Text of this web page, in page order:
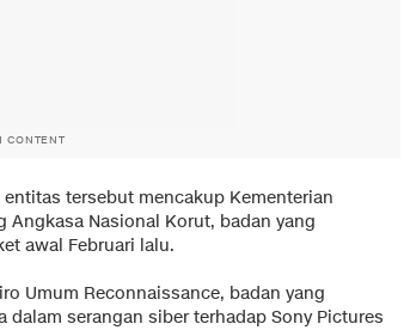
CONTENT
entitas tersebut mencakup Kementerian
Nasional Korut, badan yang
awal Februari lalu.
Umum Reconnaissance, badan yang
serangan siber terhadap Sony Pictures